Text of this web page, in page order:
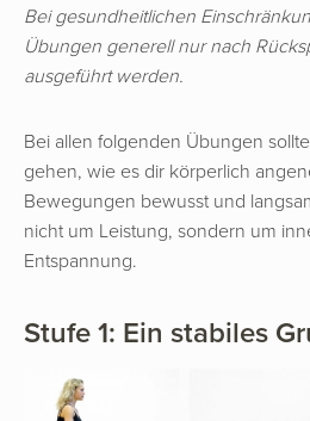
Bei gesundheitlichen
Übungen generell nur nach
ausgeführt werden.
Bei allen folgenden Übungen
gehen, wie es dir körperlich
Bewegungen bewusst und
nicht um Leistung, sondern um
Entspannung.
Stufe 1: Ein stabiles